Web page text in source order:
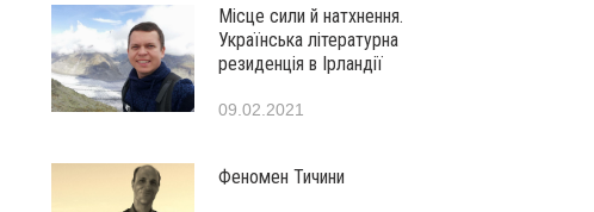
Місце сили й натхнення.
Українська літературна
резиденція в Ірландії
09.02.2021
Феномен Тичини